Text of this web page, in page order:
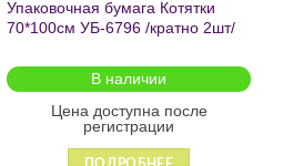
Упаковочная бумага Котятки
70*100см УБ-6796 /кратно 2шт/
В наличии
Цена доступна после
регистрации